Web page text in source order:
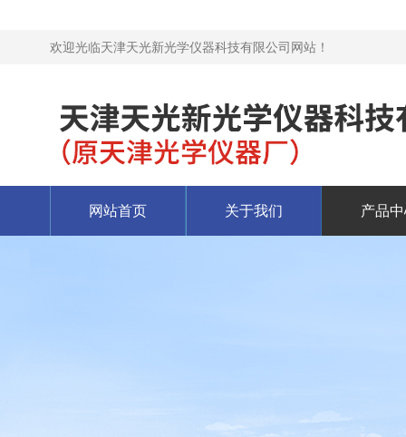
欢迎光临天津天光新光学仪器科技有限公司网站！
网站首页 关于我们 产品